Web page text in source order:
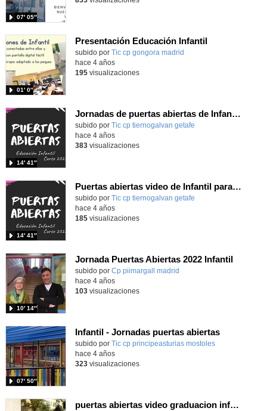
07′ 05″
Presentación Educación Infantil
subido por Tic cp gongora madrid
01′ 0″
hace 4 años
195visualizaciones
Jornadas de puertas abiertas de Infantil para el curso 2022/2023
subido por Tic cp tiernogalvan getafe
14′ 41″
hace 4 años
383visualizaciones
Puertas abiertas video de Infantil para el curso 2022_2023
subido por Tic cp tiernogalvan getafe
14′ 41″
hace 4 años
185visualizaciones
Jornada Puertas Abiertas 2022 Infantil
Contenido educativo.
subido por Cp piimargall madrid
10′ 14″
hace 4 años
103visualizaciones
Infantil - Jornadas puertas abiertas
subido por Tic cp principeasturias mostoles
07′ 50″
-
hace 4 años
323visualizaciones
puertas abiertas video graduacion infantil